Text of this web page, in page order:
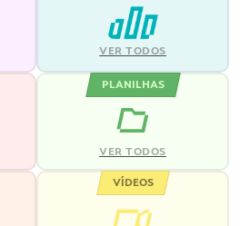
VER TODOS
PLANILHAS
VER TODOS
VÍDEOS